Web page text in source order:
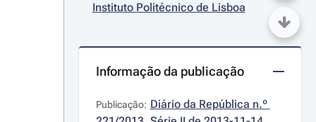
Instituto Politécnico de Lisboa
Informação da publicação
Publicação: Diário da República n.º